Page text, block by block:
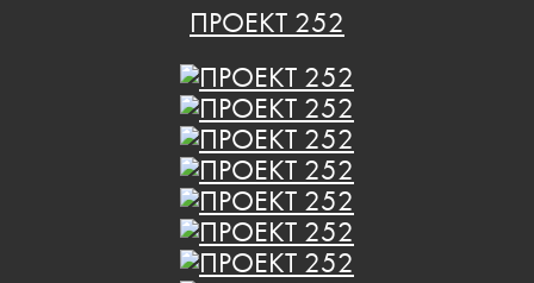
ПРОЕКТ 252